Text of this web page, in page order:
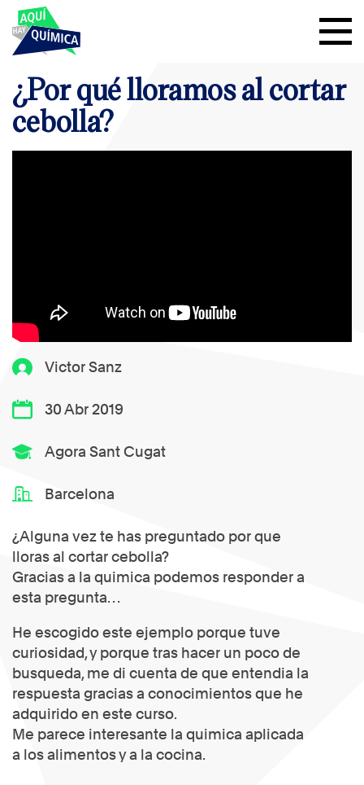
Victor Sanz
30 Abr 2019
Agora Sant Cugat
Barcelona
¿Alguna vez te has preguntado por que
lloras al cortar cebolla?
Gracias a la quimica podemos responder a
esta pregunta…
He escogido este ejemplo porque tuve
curiosidad, y porque tras hacer un poco de
busqueda, me di cuenta de que entendia la
respuesta gracias a conocimientos que he
adquirido en este curso.
Me parece interesante la quimica aplicada
a los alimentos y a la cocina.
¿Por qué lloramos al cortar
cebolla?